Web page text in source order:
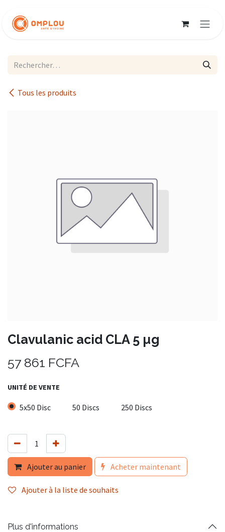
Tous les produits
Clavulanic acid CLA 5 µg
57 861 FCFA
UNITÉ DE VENTE
5x50 Disc 50 Discs 250 Discs
Ajouter au panier Acheter maintenant
Ajouter à la liste de souhaits
Plus d'informations